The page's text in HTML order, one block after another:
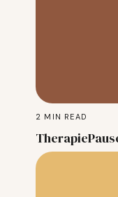
2 MIN READ